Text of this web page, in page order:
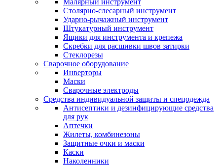
Малярный инструмент
Столярно-слесарный инструмент
Ударно-рычажный инструмент
Штукатурный инструмент
Ящики для инструмента и крепежа
Скребки для расшивки швов затирки
Стеклорезы
Сварочное оборудование
Инверторы
Маски
Сварочные электроды
Средства индивидуальной защиты и спецодежда
Антисептики и дезинфицирующие средства
для рук
Аптечки
Жилеты, комбинезоны
Защитные очки и маски
Каски
Наколенники